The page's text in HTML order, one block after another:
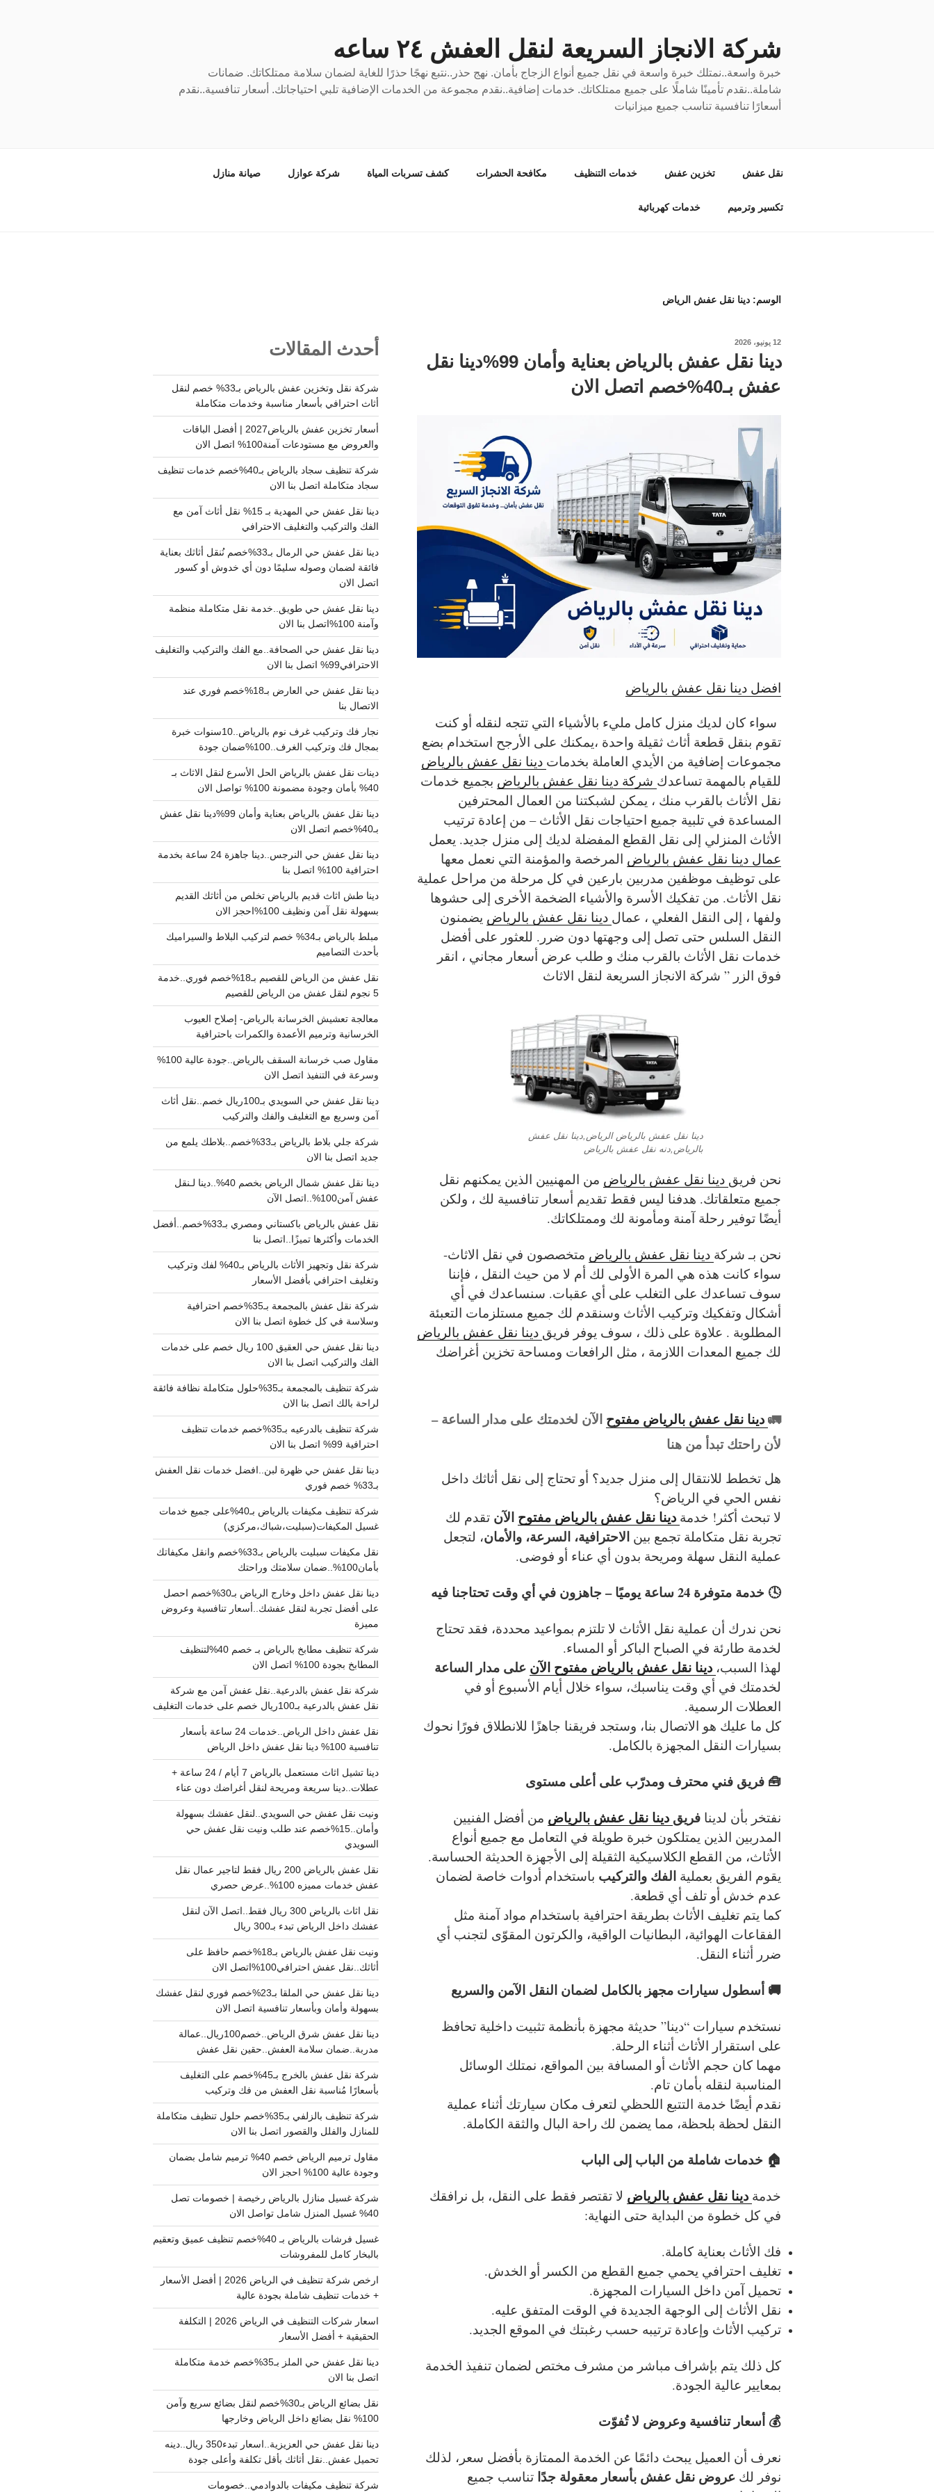
شركة الانجاز السريعة لنقل العفش ٢٤ ساعه
خبرة واسعة..نمتلك خبرة واسعة في نقل جميع أنواع الزجاج بأمان. نهج حذر..نتبع نهجًا حذرًا للغاية لضمان سلامة ممتلكاتك. ضمانات
شاملة..نقدم تأمينًا شاملًا على جميع ممتلكاتك. خدمات إضافية..نقدم مجموعة من الخدمات الإضافية تلبي احتياجاتك. أسعار تنافسية..نقدم
أسعارًا تنافسية تناسب جميع ميزانيات
نقل عفش تخزين عفش خدمات التنظيف مكافحة الحشرات كشف تسربات المياة شركة عوازل صيانة منازل
تكسير وترميم خدمات كهربائية
الوسم: دينا نقل عفش الرياض
نُشر
12 يونيو، 2026
دينا نقل عفش بالرياض بعناية وأمان 99%دينا نقل
عفش بـ40%خصم اتصل الان
افضل دينا نقل عفش بالرياض
سواء كان لديك منزل كامل مليء بالأشياء التي تتجه لنقله أو كنت
تقوم بنقل قطعة أثاث ثقيلة واحدة ،يمكنك على الأرجح استخدام بضع
مجموعات إضافية من الأيدي العاملة بخدمات دينا نقل عفش بالرياض
للقيام بالمهمة تساعدك شركة دينا نقل عفش بالرياض بجميع خدمات
نقل الأثاث بالقرب منك ، يمكن لشبكتنا من العمال المحترفين
المساعدة في تلبية جميع احتياجات نقل الأثاث – من إعادة ترتيب
الأثاث المنزلي إلى نقل القطع المفضلة لديك إلى منزل جديد. يعمل
عمال دينا نقل عفش بالرياض المرخصة والمؤمنة التي نعمل معها
على توظيف موظفين مدربين بارعين في كل مرحلة من مراحل عملية
نقل الأثاث. من تفكيك الأسرة والأشياء الضخمة الأخرى إلى حشوها
ولفها ، إلى النقل الفعلي ، عمال دينا نقل عفش بالرياض يضمنون
النقل السلس حتى تصل إلى وجهتها دون ضرر. للعثور على أفضل
خدمات نقل الأثاث بالقرب منك و طلب عرض أسعار مجاني ، انقر
فوق الزر ” شركة الانجاز السريعة لنقل الاثاث
دينا نقل عفش بالرياض الرياض,دينا نقل عفش
بالرياض,دنه نقل عفش بالرياض
نحن فريق دينا نقل عفش بالرياض من المهنيين الذين يمكنهم نقل
جميع متعلقاتك. هدفنا ليس فقط تقديم أسعار تنافسية لك ، ولكن
أيضًا توفير رحلة آمنة ومأمونة لك وممتلكاتك.
نحن بـ شركة دينا نقل عفش بالرياض متخصصون في نقل الاثاث-
سواء كانت هذه هي المرة الأولى لك أم لا من حيث النقل ، فإننا
سوف تساعدك على التغلب على أي عقبات. سنساعدك في أي
أشكال وتفكيك وتركيب الأثاث وسنقدم لك جميع مستلزمات التعبئة
المطلوبة . علاوة على ذلك ، سوف يوفر فريق دينا نقل عفش بالرياض
لك جميع المعدات اللازمة ، مثل الرافعات ومساحة تخزين أغراضك
🚛دينا نقل عفش بالرياض مفتوح الآن لخدمتك على مدار الساعة –
لأن راحتك تبدأ من هنا
هل تخطط للانتقال إلى منزل جديد؟ أو تحتاج إلى نقل أثاثك داخل
نفس الحي في الرياض؟
لا تبحث أكثر! خدمة دينا نقل عفش بالرياض مفتوح الآن تقدم لك
تجربة نقل متكاملة تجمع بين الاحترافية، السرعة، والأمان، لتجعل
عملية النقل سهلة ومريحة بدون أي عناء أو فوضى.
🕓 خدمة متوفرة 24 ساعة يوميًا – جاهزون في أي وقت تحتاجنا فيه
نحن ندرك أن عملية نقل الأثاث لا تلتزم بمواعيد محددة، فقد تحتاج
لخدمة طارئة في الصباح الباكر أو المساء.
لهذا السبب، دينا نقل عفش بالرياض مفتوح الآن على مدار الساعة
لخدمتك في أي وقت يناسبك، سواء خلال أيام الأسبوع أو في
العطلات الرسمية.
كل ما عليك هو الاتصال بنا، وستجد فريقنا جاهزًا للانطلاق فورًا نحوك
بسيارات النقل المجهزة بالكامل.
🧰 فريق فني محترف ومدرّب على أعلى مستوى
نفتخر بأن لدينا فريق دينا نقل عفش بالرياض من أفضل الفنيين
المدربين الذين يمتلكون خبرة طويلة في التعامل مع جميع أنواع
الأثاث، من القطع الكلاسيكية الثقيلة إلى الأجهزة الحديثة الحساسة.
يقوم الفريق بعملية الفك والتركيب باستخدام أدوات خاصة لضمان
عدم خدش أو تلف أي قطعة.
كما يتم تغليف الأثاث بطريقة احترافية باستخدام مواد آمنة مثل
الفقاعات الهوائية، البطانيات الواقية، والكرتون المقوّى لتجنب أي
ضرر أثناء النقل.
🚚 أسطول سيارات مجهز بالكامل لضمان النقل الآمن والسريع
نستخدم سيارات “دينا” حديثة مجهزة بأنظمة تثبيت داخلية تحافظ
على استقرار الأثاث أثناء الرحلة.
مهما كان حجم الأثاث أو المسافة بين المواقع، نمتلك الوسائل
المناسبة لنقله بأمان تام.
نقدم أيضًا خدمة التتبع اللحظي لتعرف مكان سيارتك أثناء عملية
النقل لحظة بلحظة، مما يضمن لك راحة البال والثقة الكاملة.
🏠 خدمات شاملة من الباب إلى الباب
خدمة دينا نقل عفش بالرياض لا تقتصر فقط على النقل، بل نرافقك
في كل خطوة من البداية حتى النهاية:
فك الأثاث بعناية كاملة.
تغليف احترافي يحمي جميع القطع من الكسر أو الخدش.
تحميل آمن داخل السيارات المجهزة.
نقل الأثاث إلى الوجهة الجديدة في الوقت المتفق عليه.
تركيب الأثاث وإعادة ترتيبه حسب رغبتك في الموقع الجديد.
كل ذلك يتم بإشراف مباشر من مشرف مختص لضمان تنفيذ الخدمة
بمعايير عالية الجودة.
💰 أسعار تنافسية وعروض لا تُفوّت
نعرف أن العميل يبحث دائمًا عن الخدمة الممتازة بأفضل سعر، لذلك
نوفر لك عروض نقل عفش بأسعار معقولة جدًا تناسب جميع
أحدث المقالات
شركة نقل وتخزين عفش بالرياض بـ33% خصم لنقل
أثاث احترافي بأسعار مناسبة وخدمات متكاملة
أسعار تخزين عفش بالرياض2027 | أفضل الباقات
والعروض مع مستودعات آمنة100% اتصل الان
شركة تنظيف سجاد بالرياض بـ40%خصم خدمات تنظيف
سجاد متكاملة اتصل بنا الان
دينا نقل عفش حي المهدية بـ 15% نقل أثاث آمن مع
الفك والتركيب والتغليف الاحترافي
دينا نقل عفش حي الرمال بـ33%خصم نُنقل أثاثك بعناية
فائقة لضمان وصوله سليمًا دون أي خدوش أو كسور
اتصل الان
دينا نقل عفش حي طويق..خدمة نقل متكاملة منظمة
وآمنة 100%اتصل بنا الان
دينا نقل عفش حي الصحافة..مع الفك والتركيب والتغليف
الاحترافي99% اتصل بنا الان
دينا نقل عفش حي العارض بـ18%خصم فوري عند
الاتصال بنا
نجار فك وتركيب غرف نوم بالرياض..10سنوات خبرة
بمجال فك وتركيب الغرف..100%ضمان جودة
دينات نقل عفش بالرياض الحل الأسرع لنقل الاثاث بـ
40% بأمان وجودة مضمونة 100% تواصل الان
دينا نقل عفش بالرياض بعناية وأمان 99%دينا نقل عفش
بـ40%خصم اتصل الان
دينا نقل عفش حي النرجس..دينا جاهزة 24 ساعة بخدمة
احترافية 100% اتصل بنا
دينا طش اثاث قديم بالرياض تخلص من أثاثك القديم
بسهولة نقل آمن ونظيف 100%احجز الان
مبلط بالرياض بـ34% خصم لتركيب البلاط والسيراميك
بأحدث التصاميم
نقل عفش من الرياض للقصيم بـ18%خصم فوري..خدمة
5 نجوم لنقل عفش من الرياض للقصيم
معالجة تعشيش الخرسانة بالرياض- إصلاح العيوب
الخرسانية وترميم الأعمدة والكمرات باحترافية
مقاول صب خرسانة السقف بالرياض..جودة عالية 100%
وسرعة في التنفيذ اتصل الان
دينا نقل عفش حي السويدي بـ100ريال خصم..نقل أثاث
آمن وسريع مع التغليف والفك والتركيب
شركة جلي بلاط بالرياض بـ33%خصم..بلاطك يلمع من
جديد اتصل بنا الان
دينا نقل عفش شمال الرياض بخصم 40%..دينا لـنقل
عفش آمن100%..اتصل الآن
نقل عفش بالرياض باكستاني ومصري بـ33%خصم..أفضل
الخدمات وأكثرها تميزًا..اتصل بنا
شركة نقل وتجهيز الأثاث بالرياض بـ40% لفك وتركيب
وتغليف احترافي بأفضل الأسعار
شركة نقل عفش بالمجمعة بـ35%خصم احترافية
وسلاسة في كل خطوة اتصل بنا الان
دينا نقل عفش حي العقيق 100 ريال خصم على خدمات
الفك والتركيب اتصل بنا الان
شركة تنظيف بالمجمعة بـ35%حلول متكاملة نظافة فائقة
لراحة بالك اتصل بنا الان
شركة تنظيف بالدرعيه بـ35%خصم خدمات تنظيف
احترافية 99% اتصل بنا الان
دينا نقل عفش حي ظهرة لبن..افضل خدمات نقل العفش
بـ33% خصم فوري
شركة تنظيف مكيفات بالرياض بـ40%على جميع خدمات
غسيل المكيفات(سبليت،شباك،مركزي)
نقل مكيفات سبليت بالرياض بـ33%خصم وانقل مكيفاتك
بأمان100%..ضمان سلامتك وراحتك
دينا نقل عفش داخل وخارج الرياض بـ30%خصم احصل
على أفضل تجربة لنقل عفشك..أسعار تنافسية وعروض
مميزة
شركة تنظيف مطابخ بالرياض بـ خصم 40%لتنظيف
المطابخ بجودة 100% اتصل الان
شركة نقل عفش بالدرعية..نقل عفش آمن مع شركة
نقل عفش بالدرعية بـ100ريال خصم على خدمات التغليف
نقل عفش داخل الرياض..خدمات 24 ساعة بأسعار
تنافسية 100% دينا نقل عفش داخل الرياض
دينا تشيل اثاث مستعمل بالرياض 7 أيام / 24 ساعة +
عطلات..دينا سريعة ومريحة لنقل أغراضك دون عناء
ونيت نقل عفش حي السويدي..لنقل عفشك بسهولة
وأمان..15%خصم عند طلب ونيت نقل عفش حي
السويدي
نقل عفش بالرياض 200 ريال فقط لتاجير عمال نقل
عفش خدمات مميزه 100%..عرض حصري
نقل اثاث بالرياض 300 ريال فقط..اتصل الآن لنقل
عفشك داخل الرياض تبدء بـ300 ريال
ونيت نقل عفش بالرياض بـ18%خصم حافظ على
أثاثك..نقل عفش احترافي100%اتصل الان
دينا نقل عفش حي الملقا بـ23%خصم فوري لنقل عفشك
بسهولة وأمان وبأسعار تنافسية اتصل الان
دينا نقل عفش شرق الرياض..خصم100ريال..عمالة
مدربة..ضمان سلامة العفش..حقين نقل عفش
شركة نقل عفش بالخرج بـ45%خصم على التغليف
بأسعارًا مُناسبة نقل العفش من فك وتركيب
شركة تنظيف بالزلفي بـ35%خصم حلول تنظيف متكاملة
للمنازل والفلل والقصور اتصل بنا الان
مقاول ترميم الرياض خصم 40% ترميم شامل بضمان
وجودة عالية 100% احجز الان
شركة غسيل منازل بالرياض رخيصة | خصومات تصل
40% غسيل المنزل شامل تواصل الان
غسيل فرشات بالرياض بـ 40%خصم تنظيف عميق وتعقيم
بالبخار كامل للمفروشات
ارخص شركة تنظيف في الرياض 2026 | أفضل الأسعار
+ خدمات تنظيف شاملة بجودة عالية
اسعار شركات التنظيف في الرياض 2026 | التكلفة
الحقيقية + أفضل الأسعار
دينا نقل عفش حي الملز بـ35%خصم خدمة متكاملة
اتصل بنا الان
نقل بضائع الرياض بـ30%خصم لنقل بضائع سريع وآمن
100% نقل بضائع داخل الرياض وخارجها
دينا نقل عفش حي العزيزية..اسعار تبدء350 ريال..دينه
تحميل عفش..نقل أثاثك بأقل تكلفة وأعلى جودة
شركة تنظيف مكيفات بالدوادمي..خصومات